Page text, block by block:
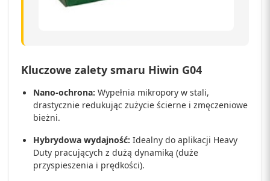
Kluczowe zalety smaru Hiwin G04
Nano-ochrona: Wypełnia mikropory w stali,
drastycznie redukując zużycie ścierne i zmęczeniowe
bieżni.
Hybrydowa wydajność: Idealny do aplikacji Heavy
Duty pracujących z dużą dynamiką (duże
przyspieszenia i prędkości).